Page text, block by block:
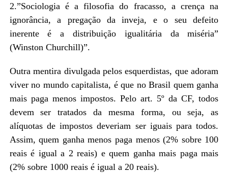
2.”Sociologia é a filosofia do fracasso, a crença na
ignorância, a pregação da inveja, e o seu defeito
inerente é a distribuição igualitária da miséria”
(Winston Churchill)”.
Outra mentira divulgada pelos esquerdistas, que adoram
viver no mundo capitalista, é que no Brasil quem ganha
mais paga menos impostos. Pelo art. 5º da CF, todos
devem ser tratados da mesma forma, ou seja, as
alíquotas de impostos deveriam ser iguais para todos.
Assim, quem ganha menos paga menos (2% sobre 100
reais é igual a 2 reais) e quem ganha mais paga mais
(2% sobre 1000 reais é igual a 20 reais).